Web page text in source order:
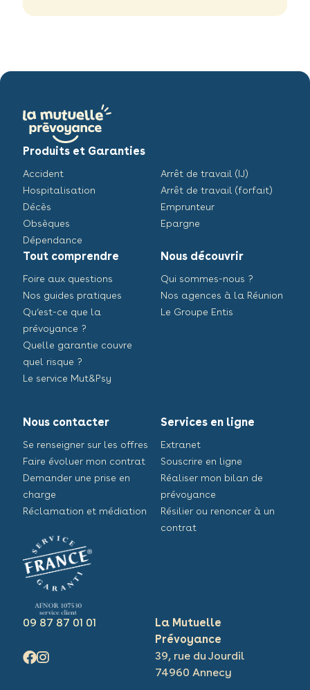
Produits et Garanties
Accident
Hospitalisation
Décès
Obsèques
Dépendance
Arrêt de travail (IJ)
Arrêt de travail (forfait)
Emprunteur
Epargne
Tout comprendre
Foire aux questions
Nos guides pratiques
Qu’est-ce que la
prévoyance ?
Quelle garantie couvre
quel risque ?
Le service Mut&Psy
Nous découvrir
Qui sommes-nous ?
Nos agences à la Réunion
Le Groupe Entis
Nous contacter
Se renseigner sur les offres
Faire évoluer mon contrat
Demander une prise en
charge
Réclamation et médiation
Services en ligne
Extranet
Souscrire en ligne
Réaliser mon bilan de
prévoyance
Résilier ou renoncer à un
contrat
09 87 87 01 01
La Mutuelle
Prévoyance
39, rue du Jourdil
74960 Annecy